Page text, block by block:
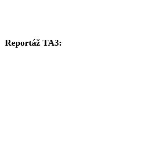
Reportáž TA3: